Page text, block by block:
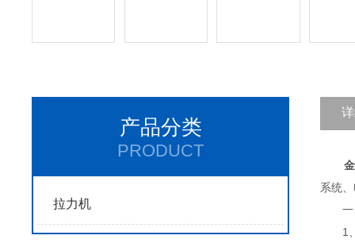
产品分类
PRODUCT
拉力机
系统
一